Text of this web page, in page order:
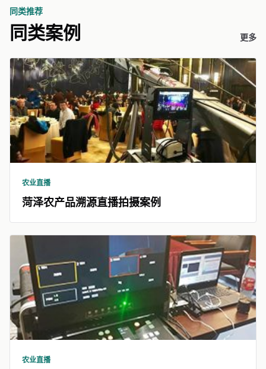
同类推荐
同类案例 更多
农业直播
菏泽农产品溯源直播拍摄案例
农业直播